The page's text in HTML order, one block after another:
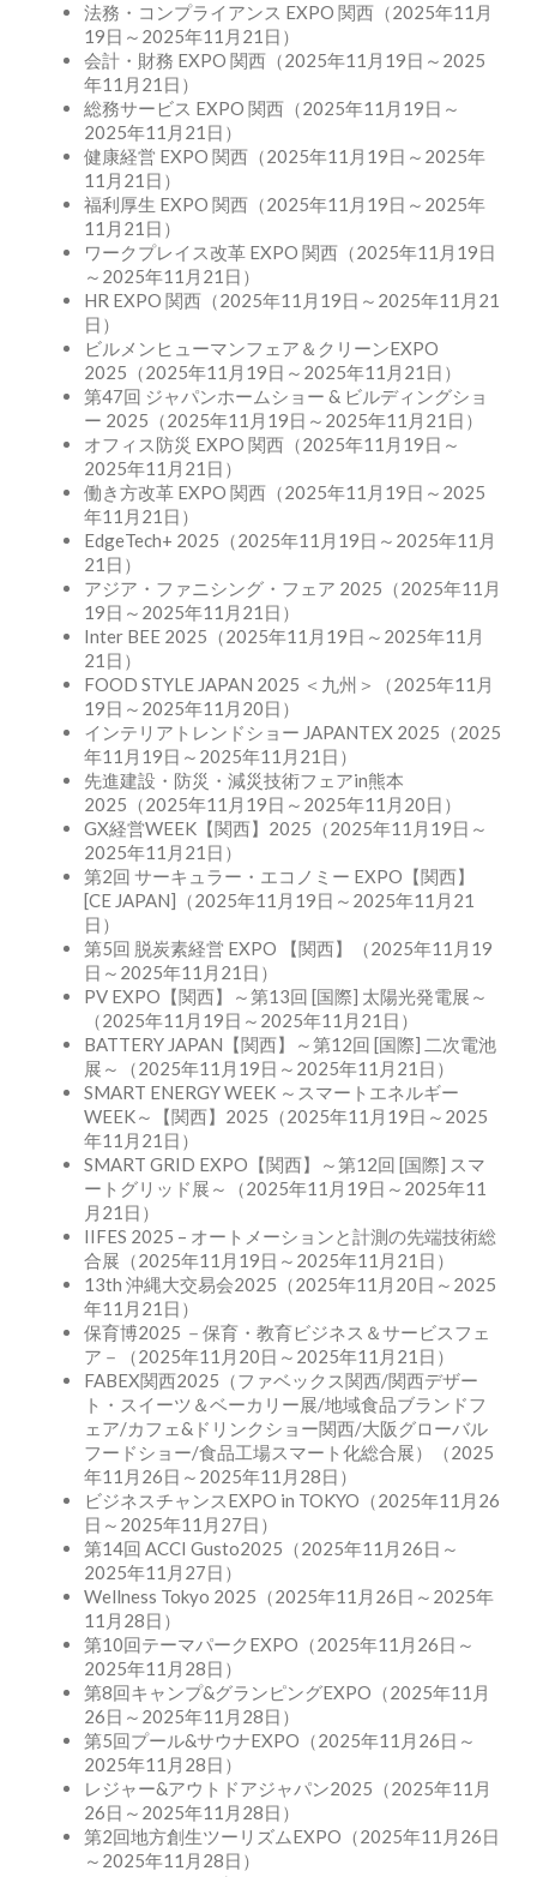
法務・コンプライアンス EXPO 関西（2025年11月
19日～2025年11月21日）
会計・財務 EXPO 関西（2025年11月19日～2025
年11月21日）
総務サービス EXPO 関西（2025年11月19日～
2025年11月21日）
健康経営 EXPO 関西（2025年11月19日～2025年
11月21日）
福利厚生 EXPO 関西（2025年11月19日～2025年
11月21日）
ワークプレイス改革 EXPO 関西（2025年11月19日
～2025年11月21日）
HR EXPO 関西（2025年11月19日～2025年11月21
日）
ビルメンヒューマンフェア＆クリーンEXPO
2025（2025年11月19日～2025年11月21日）
第47回 ジャパンホームショー & ビルディングショ
ー 2025（2025年11月19日～2025年11月21日）
オフィス防災 EXPO 関西（2025年11月19日～
2025年11月21日）
働き方改革 EXPO 関西（2025年11月19日～2025
年11月21日）
EdgeTech+ 2025（2025年11月19日～2025年11月
21日）
アジア・ファニシング・フェア 2025（2025年11月
19日～2025年11月21日）
Inter BEE 2025（2025年11月19日～2025年11月
21日）
FOOD STYLE JAPAN 2025 ＜九州＞（2025年11月
19日～2025年11月20日）
インテリアトレンドショー JAPANTEX 2025（2025
年11月19日～2025年11月21日）
先進建設・防災・減災技術フェアin熊本
2025（2025年11月19日～2025年11月20日）
GX経営WEEK【関西】2025（2025年11月19日～
2025年11月21日）
第2回 サーキュラー・エコノミー EXPO【関西】
[CE JAPAN]（2025年11月19日～2025年11月21
日）
第5回 脱炭素経営 EXPO 【関西】（2025年11月19
日～2025年11月21日）
PV EXPO【関西】～第13回 [国際] 太陽光発電展～
（2025年11月19日～2025年11月21日）
BATTERY JAPAN【関西】～第12回 [国際] 二次電池
展～（2025年11月19日～2025年11月21日）
SMART ENERGY WEEK ～スマートエネルギー
WEEK～【関西】2025（2025年11月19日～2025
年11月21日）
SMART GRID EXPO【関西】～第12回 [国際] スマ
ートグリッド展～（2025年11月19日～2025年11
月21日）
IIFES 2025 – オートメーションと計測の先端技術総
合展（2025年11月19日～2025年11月21日）
13th 沖縄大交易会2025（2025年11月20日～2025
年11月21日）
保育博2025 －保育・教育ビジネス＆サービスフェ
ア－（2025年11月20日～2025年11月21日）
FABEX関西2025（ファベックス関西/関西デザー
ト・スイーツ＆ベーカリー展/地域食品ブランドフ
ェア/カフェ&ドリンクショー関西/大阪グローバル
フードショー/食品工場スマート化総合展）（2025
年11月26日～2025年11月28日）
ビジネスチャンスEXPO in TOKYO（2025年11月26
日～2025年11月27日）
第14回 ACCI Gusto2025（2025年11月26日～
2025年11月27日）
Wellness Tokyo 2025（2025年11月26日～2025年
11月28日）
第10回テーマパークEXPO（2025年11月26日～
2025年11月28日）
第8回キャンプ&グランピングEXPO（2025年11月
26日～2025年11月28日）
第5回プール&サウナEXPO（2025年11月26日～
2025年11月28日）
レジャー&アウトドアジャパン2025（2025年11月
26日～2025年11月28日）
第2回地方創生ツーリズムEXPO（2025年11月26日
～2025年11月28日）